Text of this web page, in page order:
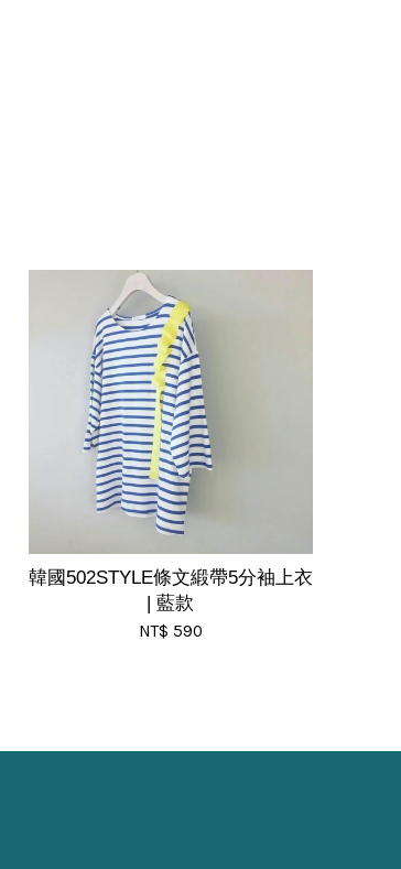
韓國502STYLE條文緞帶5分袖上衣
| 藍款
NT$ 590